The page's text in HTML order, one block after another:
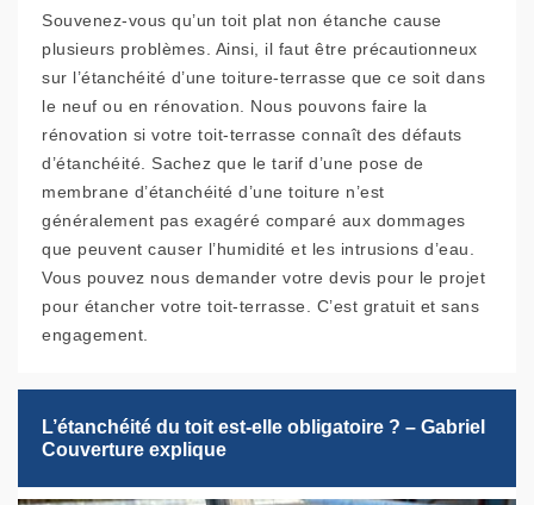
Souvenez-vous qu’un toit plat non étanche cause
plusieurs problèmes. Ainsi, il faut être précautionneux
sur l’étanchéité d’une toiture-terrasse que ce soit dans
le neuf ou en rénovation. Nous pouvons faire la
rénovation si votre toit-terrasse connaît des défauts
d’étanchéité. Sachez que le tarif d’une pose de
membrane d’étanchéité d’une toiture n’est
généralement pas exagéré comparé aux dommages
que peuvent causer l’humidité et les intrusions d’eau.
Vous pouvez nous demander votre devis pour le projet
pour étancher votre toit-terrasse. C’est gratuit et sans
engagement.
L’étanchéité du toit est-elle obligatoire ? – Gabriel
Couverture explique